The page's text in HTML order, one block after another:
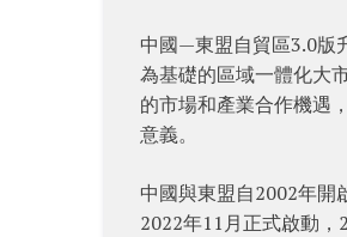
中國—東盟自貿區3.0版
為基礎的區域一體化大
的市場和產業合作機遇
意義。
中國與東盟自2002年開
2022年11月正式啟動，